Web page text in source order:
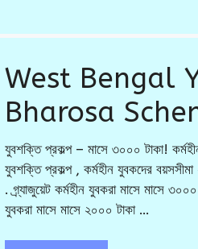
West Bengal
Bharosa
যুবশক্তি প্রকল্প – মাসে ৩০০০ টাকা!
যুবশক্তি প্রকল্প , কর্মহীন যুবকদের
. গ্র্যাজুয়েট কর্মহীন যুবকরা মাসে মাসে
যুবকরা মাসে মাসে ২০০০ টাকা …